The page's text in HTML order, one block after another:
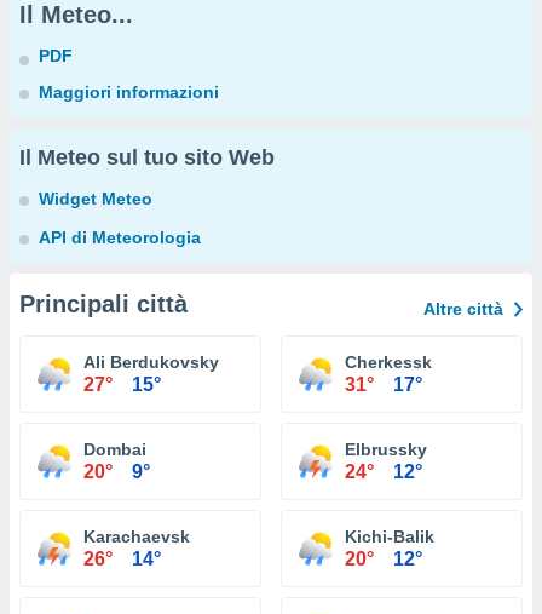
Il Meteo...
PDF
Maggiori informazioni
Il Meteo sul tuo sito Web
Widget Meteo
API di Meteorologia
Principali città Altre città
Ali Berdukovsky
27° 15°
Cherkessk
31° 17°
Dombai
20° 9°
Elbrussky
24° 12°
Karachaevsk
26° 14°
Kichi-Balik
20° 12°